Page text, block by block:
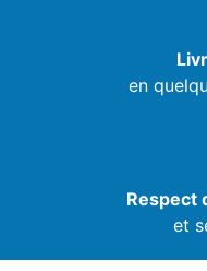
en
Respect
et